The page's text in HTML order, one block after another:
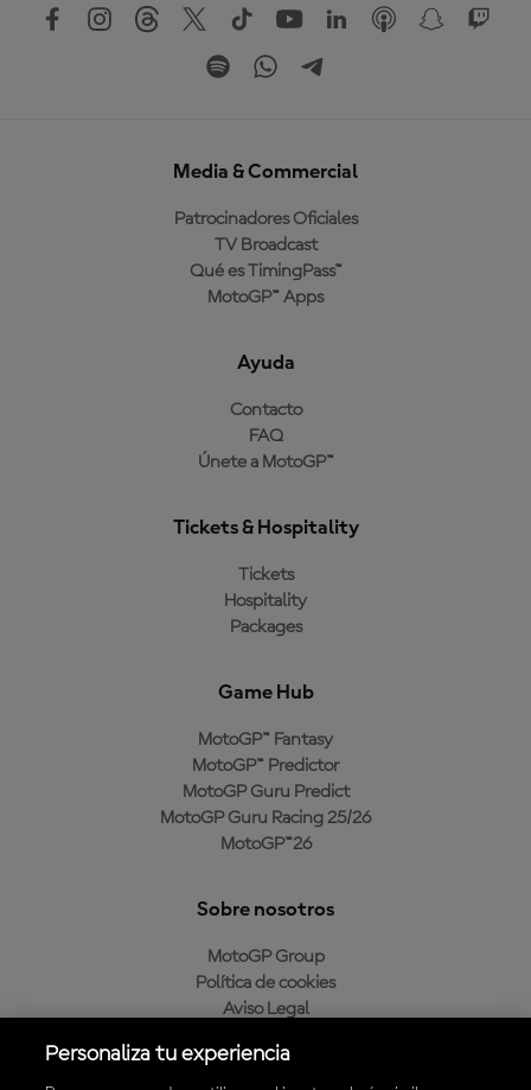
Media & Commercial
Patrocinadores Oficiales
TV Broadcast
Qué es TimingPass™
MotoGP™ Apps
Ayuda
Contacto
FAQ
Únete a MotoGP™
Tickets & Hospitality
Tickets
Hospitality
Packages
Game Hub
MotoGP™ Fantasy
MotoGP™ Predictor
MotoGP Guru Predict
MotoGP Guru Racing 25/26
MotoGP™26
Sobre nosotros
MotoGP Group
Política de cookies
Aviso Legal
Política de compra
Personaliza tu experiencia